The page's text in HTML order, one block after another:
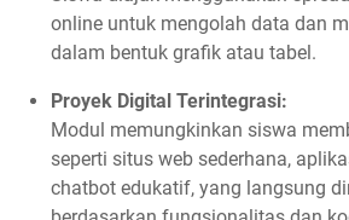
online untuk mengolah data dan
dalam bentuk grafik atau tabel.
Proyek Digital Terintegrasi:
Modul memungkinkan siswa
seperti situs web sederhana,
chatbot edukatif, yang langsung